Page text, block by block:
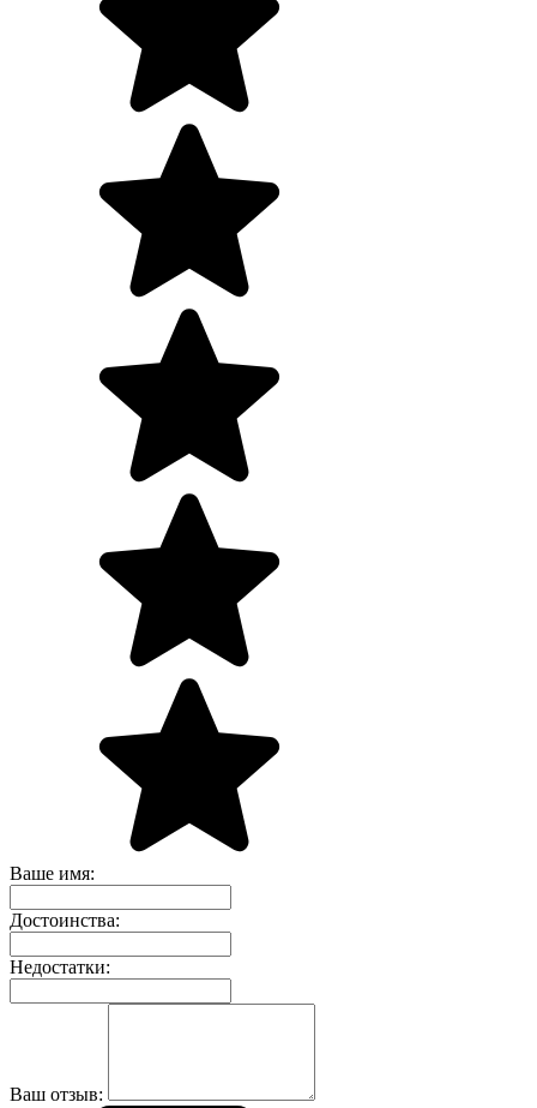
Ваше имя:
Достоинства:
Недостатки:
Ваш отзыв: